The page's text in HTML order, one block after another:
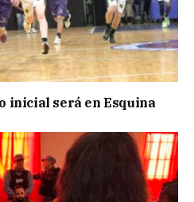
inicial será en Esquina